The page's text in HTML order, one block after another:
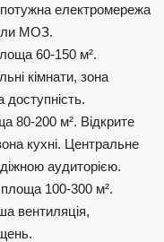
електромережа
МОЗ.
60-150 м².
кімнати, зона
80-200 м². Відкрите
кухні. Центральне
аудиторією.
100-300 м².
вентиляція,